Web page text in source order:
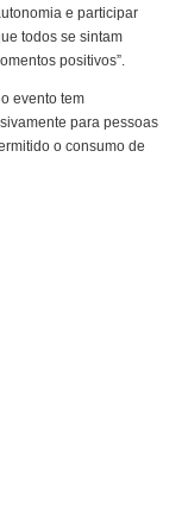
e participar
todos se sintam
positivos”.
evento tem
para pessoas
o consumo de